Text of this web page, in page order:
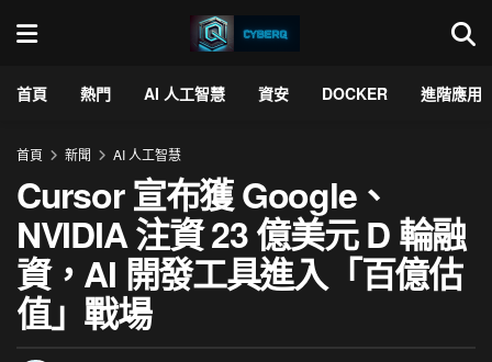
首頁 熱門 AI 人工智慧 資安 DOCKER 進階應用
首頁 新聞 AI 人工智慧
Cursor 宣布獲 Google、
NVIDIA 注資 23 億美元 D 輪融
資，AI 開發工具進入「百億估
值」戰場